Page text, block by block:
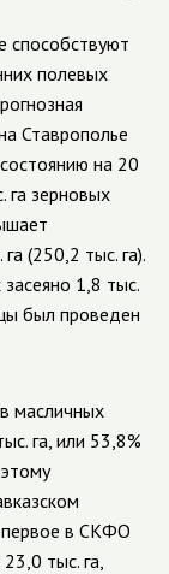
способствуют
полевых
Ставрополье
на 20
га зерновых
(250,2 тыс. га).
1,8 тыс.
был проведен
масличных
га, или 53,8%
первое в СКФО
тыс. га,